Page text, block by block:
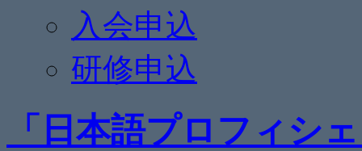
入会申込
研修申込
「日本語プロフィシ